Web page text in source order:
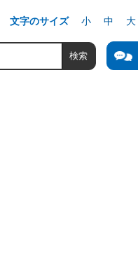
文字のサイズ 小 中 大